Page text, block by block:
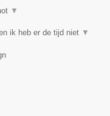
▼
ik heb er de tijd niet ▼